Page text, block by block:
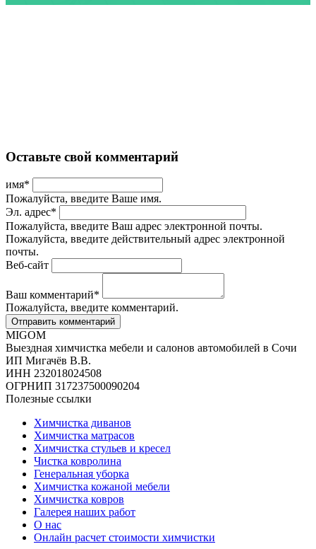
Оставьте свой комментарий
имя*
Пожалуйста, введите Ваше имя.
Эл. адрес*
Пожалуйста, введите Ваш адрес электронной почты.
Пожалуйста, введите действительный адрес электронной
почты.
Веб-сайт
Ваш комментарий*
Пожалуйста, введите комментарий.
MIGOM
Выездная химчистка мебели и салонов автомобилей в Сочи
ИП Мигачёв В.В.
ИНН 232018024508
ОГРНИП 317237500090204
Полезные ссылки
Химчистка диванов
Химчистка матрасов
Химчистка стульев и кресел
Чистка ковролина
Генеральная уборка
Химчистка кожаной мебели
Химчистка ковров
Галерея наших работ
О нас
Онлайн расчет стоимости химчистки